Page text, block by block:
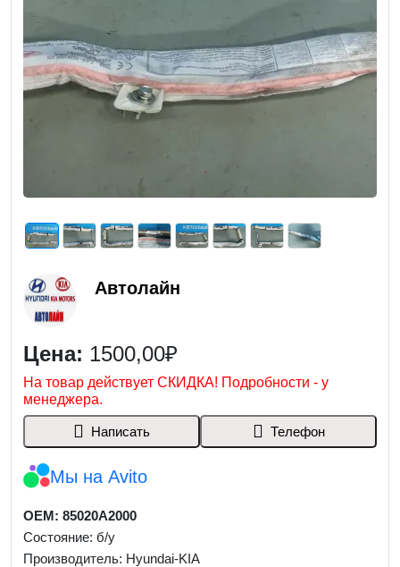
Автолайн
Цена: 1500,00₽
На товар действует СКИДКА! Подробности - у
менеджера.
Написать Телефон
Мы на Avito
OEM: 85020A2000
Состояние: б/у
Производитель: Hyundai-KIA